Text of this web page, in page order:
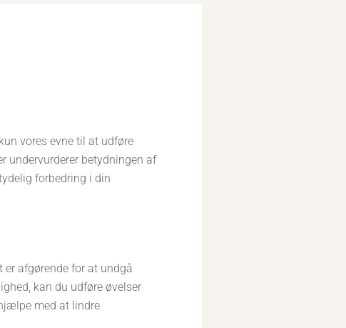
vores evne til at udføre
undervurderer betydningen af
forbedring i din
afgørende for at undgå
kan du udføre øvelser
med at lindre